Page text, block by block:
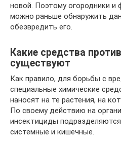
новой. Поэтому огородники и
можно раньше обнаружить
обезвредить его.
Какие средства
существуют
Как правило, для борьбы с
специальные химические
наносят на те растения, на
По своему действию на
инсектициды
системные и кишечные.